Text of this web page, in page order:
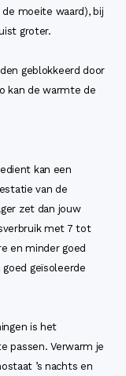
moeite waard), bij
groter.
geblokkeerd door
kan de warmte de
kan een
van de
zet dan jouw
met 7 tot
en minder goed
geïsoleerde
is het
passen. Verwarm je
’s nachts en